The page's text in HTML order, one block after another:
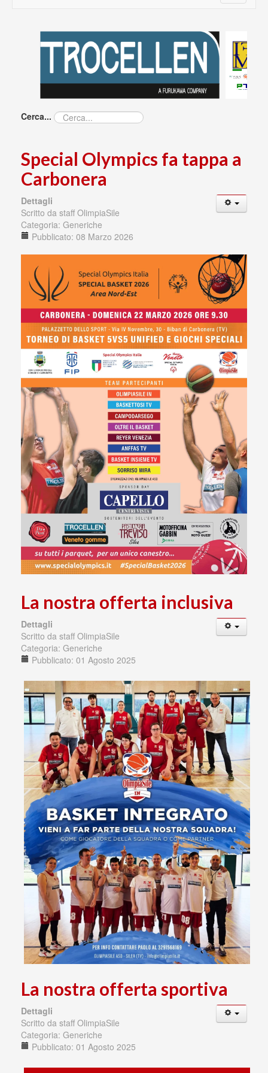
Cerca...
Special Olympics fa tappa a
Carbonera
Dettagli
Scritto da staff OlimpiaSile
Categoria: Generiche
Pubblicato: 08 Marzo 2026
La nostra offerta inclusiva
Dettagli
Scritto da staff OlimpiaSile
Categoria: Generiche
Pubblicato: 01 Agosto 2025
La nostra offerta sportiva
Dettagli
Scritto da staff OlimpiaSile
Categoria: Generiche
Pubblicato: 01 Agosto 2025